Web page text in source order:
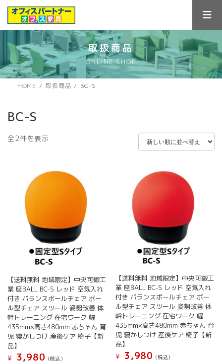
ス
キ
ン
に
取扱商品
ONLINE SHOP
HOME 取扱商品 BC-S
BC-S
全2件を表示
順
【送料無料 地域限定】中央可鍛工
業 座BALL BC-S レッド 空気入れ
付き バランスボールチェア ボー
ル型チェア スツール 姿勢改善 体
幹トレーニング 在宅ワーク 幅
435mm×高さ480mm 赤ちゃん 育
児 寝かしつけ 産後ケア 椅子【新
品】
¥
3,980 (税込）
【送料無料 地域限定】中央可鍛工
業 座BALL BC-S レッド 空気入れ
付き バランスボールチェア ボー
ル型チェア スツール 姿勢改善 体
幹トレーニング 在宅ワーク 幅
435mm×高さ480mm 赤ちゃん 育
児 寝かしつけ 産後ケア 椅子【新
品】
¥
3,980 (税込）